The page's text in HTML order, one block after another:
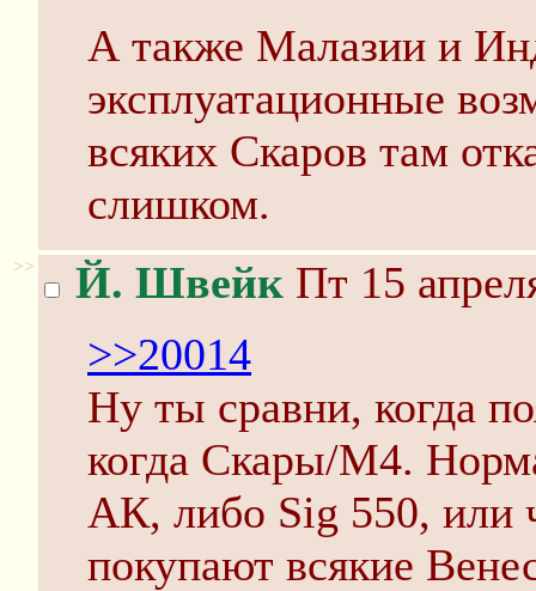
А также Малазии и
эксплуатационные
всяких Скаров там
слишком.
>> Й. Швейк Пт 15
>>20014
Ну ты сравни, когда
когда Скары/М4.
АК, либо Sig 550, или
покупают всякие